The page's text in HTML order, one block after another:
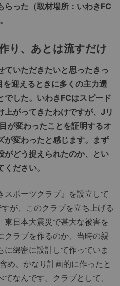
らった（取材場所：いわきFC
り、あとは流すだけ
いただきたいと思ったきっ
迎えるときに多くの主力選
でした。いわきFCはスピード
上がってきたわけですが、Jリ
が変わったことを証明するオ
が変わったと感じます。まず
がどう捉えられたのか、とい
ださい。
ポーツクラブ』を設立して
が、このクラブを立ち上げる
東日本大震災で甚大な被害を
クラブを作るのか、当時の親
綿密に設計して作っていま
め、かなり計画的に作ったと
なんです。クラブとして、